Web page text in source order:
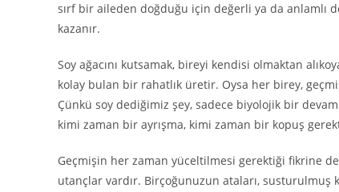
sırf bir aileden doğduğu için değerli ya da anlamlı
kazanır.
Soy ağacını kutsamak, bireyi kendisi olmaktan
kolay bulan bir rahatlık üretir. Oysa her birey,
Çünkü soy dediğimiz şey, sadece biyolojik bir
kimi zaman bir ayrışma, kimi zaman bir kopuş
Geçmişin her zaman yüceltilmesi gerektiği fikrine
utançlar vardır. Birçoğunuzun ataları, susturulmuş